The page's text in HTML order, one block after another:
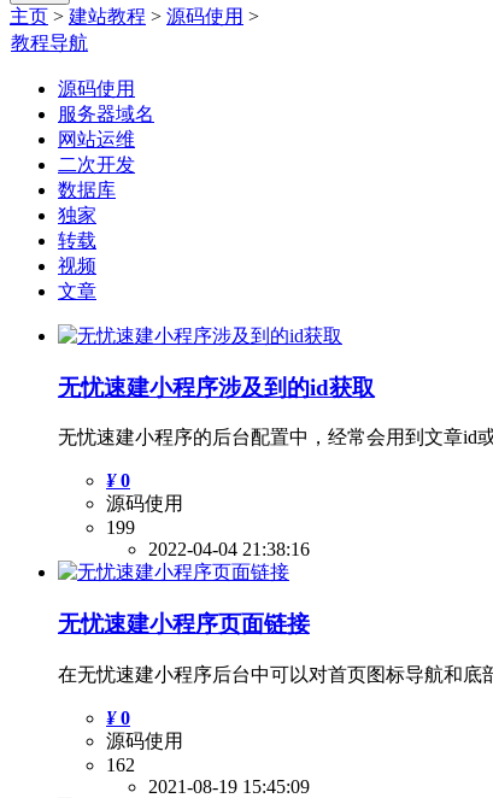
主页 > 建站教程 > 源码使用 >
教程导航
源码使用
服务器域名
网站运维
二次开发
数据库
独家
转载
视频
文章
无忧速建小程序涉及到的id获取
无忧速建小程序的后台配置中，经常会用到文章id
¥0
源码使用
199
2022-04-04 21:38:16
无忧速建小程序页面链接
在无忧速建小程序后台中可以对首页图标导航和
¥0
源码使用
162
2021-08-19 15:45:09